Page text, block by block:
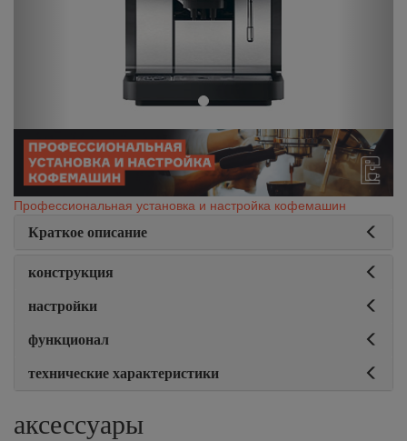
Профессиональная установка и настройка кофемашин
Краткое описание
конструкция
настройки
функционал
технические характеристики
аксессуары